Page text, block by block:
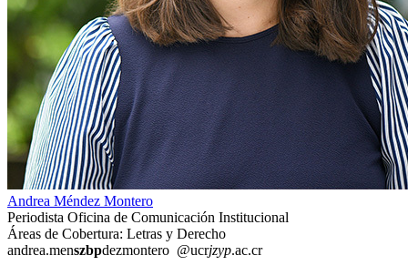
Andrea Méndez Montero
Periodista Oficina de Comunicación Institucional
Áreas de Cobertura: Letras y Derecho
andrea.menszbpdezmontero @ucrjzyp.ac.cr